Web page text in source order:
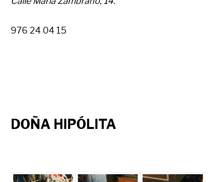
976 24 04 15
DOÑA HIPÓLITA